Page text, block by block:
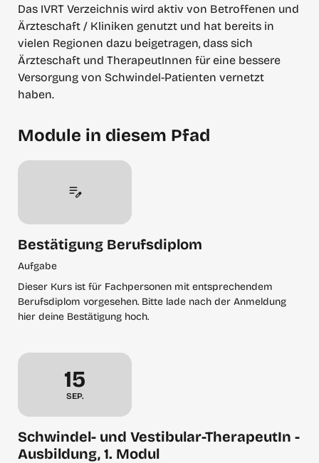
Das IVRT Verzeichnis wird aktiv von Betroffenen und
Ärzteschaft / Kliniken genutzt und hat bereits in
vielen Regionen dazu beigetragen, dass sich
Ärzteschaft und TherapeutInnen für eine bessere
Versorgung von Schwindel-Patienten vernetzt
haben.
Module in diesem Pfad
Bestätigung Berufsdiplom
Aufgabe
Dieser Kurs ist für Fachpersonen mit entsprechendem
Berufsdiplom vorgesehen. Bitte lade nach der Anmeldung
hier deine Bestätigung hoch.
Dienstag, September 15
15
SEP.
Schwindel- und Vestibular-TherapeutIn -
Ausbildung, 1. Modul